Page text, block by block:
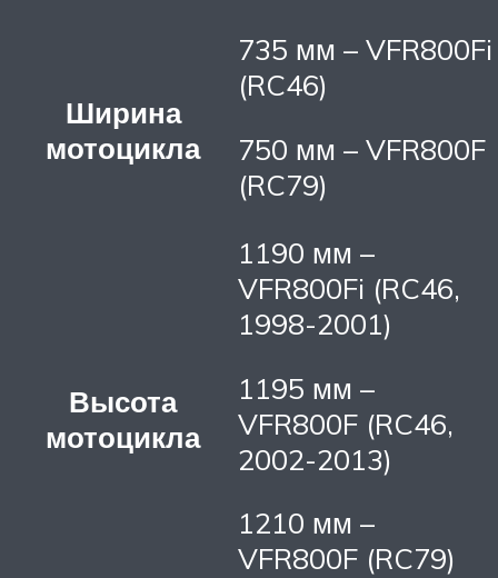
Ширина
мотоцикла
735 мм – VFR800Fi
(RC46)
750 мм – VFR800F
(RC79)
Высота
мотоцикла
1190 мм –
VFR800Fi (RC46,
1998-2001)
1195 мм –
VFR800F (RC46,
2002-2013)
1210 мм –
VFR800F (RC79)